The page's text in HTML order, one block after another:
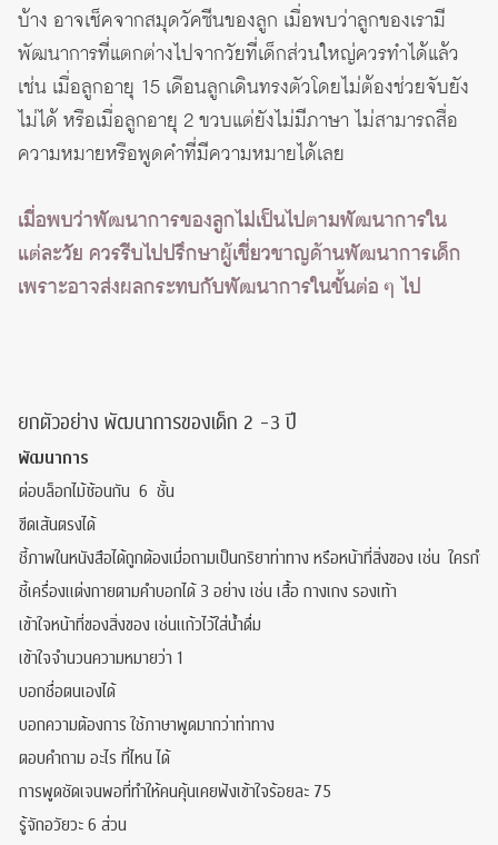
บ้าง อาจเช็คจากสมุดวัคซีนของลูก เมื่อพบว่าลูกของเรามี
พัฒนาการที่แตกต่างไปจากวัยที่เด็กส่วนใหญ่ควรทำได้แล้ว
เช่น เมื่อลูกอายุ 15 เดือนลูกเดินทรงตัวโดยไม่ต้องช่วยจับยัง
ไม่ได้ หรือเมื่อลูกอายุ 2 ขวบแต่ยังไม่มีภาษา ไม่สามารถสื่อ
ความหมายหรือพูดคำที่มีความหมายได้เลย
เมื่อพบว่าพัฒนาการของลูกไม่เป็นไปตามพัฒนาการใน
แต่ละวัย ควรรีบไปปรึกษาผู้เชี่ยวชาญด้านพัฒนาการเด็ก
เพราะอาจส่งผลกระทบกับพัฒนาการในขั้นต่อ ๆ ไป
ยกตัวอย่าง พัฒนาการของเด็ก 2 -3 ปี
พัฒนาการ
ต่อบล็อกไม้ซ้อนกัน 6 ชั้น
ขีดเส้นตรงได้
ชี้ภาพในหนังสือได้ถูกต้องเมื่อถามเป็นกริยาท่าทาง หรือหน้าที่สิ่งของ เช่น ใครกำ
ชี้เครื่องแต่งกายตามคำบอกได้ 3 อย่าง เช่น เสื้อ กางเกง รองเท้า
เข้าใจหน้าที่ของสิ่งของ เช่นแก้วไว้ใส่น้ำดื่ม
เข้าใจจำนวนความหมายว่า 1
บอกชื่อตนเองได้
บอกความต้องการ ใช้ภาษาพูดมากว่าท่าทาง
ตอบคำถาม อะไร ที่ไหน ได้
การพูดชัดเจนพอที่ทำให้คนคุ้นเคยฟังเข้าใจร้อยละ 75
รู้จักอวัยวะ 6 ส่วน